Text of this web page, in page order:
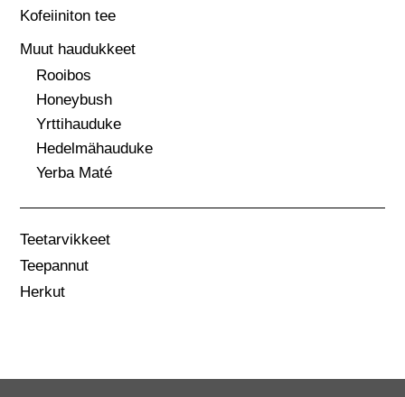
Kofeiiniton tee
Muut haudukkeet
Rooibos
Honeybush
Yrttihauduke
Hedelmähauduke
Yerba Maté
Teetarvikkeet
Teepannut
Herkut